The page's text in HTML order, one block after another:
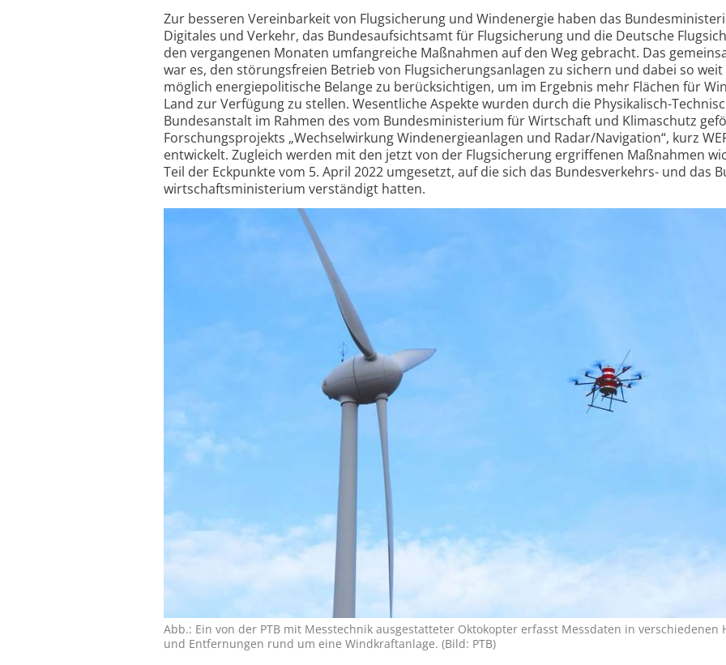
Zur besseren Vereinbarkeit von Flugsicherung und Windenergie haben das
Digitales und Verkehr, das Bundes­aufsichts­amt für Flugsicherung und die Deutsche
den vergangenen Monaten umfangreiche Maßnahmen auf den Weg gebracht. Das
war es, den störungs­freien Betrieb von Flug­sicherungs­anlagen zu sichern und dabei so weit
möglich energie­politische Belange zu berück­sichtigen, um im Ergebnis mehr Flächen für
Land zur Verfügung zu stellen. Wesentliche Aspekte wurden durch die Physikalisch-
Bundesanstalt im Rahmen des vom Bundes­ministerium für Wirtschaft und Klimaschutz
Forschungs­projekts „Wechsel­wirkung Windenergie­anlagen und Radar/Navigation“, kurz
entwickelt. Zugleich werden mit den jetzt von der Flugsicherung ergriffenen Maßnahmen
Teil der Eckpunkte vom 5. April 2022 umgesetzt, auf die sich das Bundes­verkehrs- und das
wirtschafts­ministerium verständigt hatten.
Abb.: Ein von der PTB mit Mess­technik aus­ge­statteter Okto­kopter erfasst Mess­daten in ver­schie­denen
und Ent­fer­nungen rund um eine Wind­kraft­anlage. (Bild: PTB)